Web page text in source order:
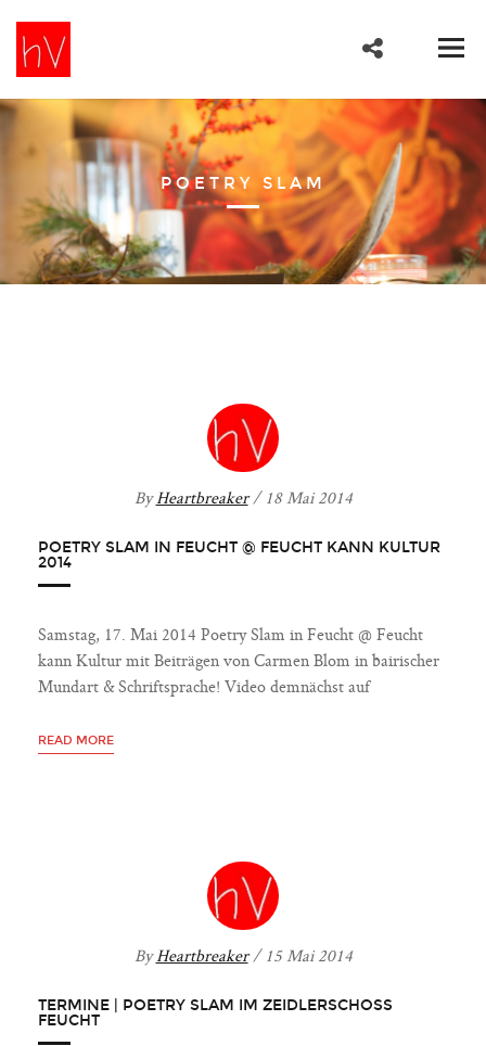
POETRY SLAM
ByHeartbreaker/ 18 Mai 2014
POETRY SLAM IN FEUCHT @ FEUCHT KANN KULTUR
2014
Samstag, 17. Mai 2014 Poetry Slam in Feucht @ Feucht
kann Kultur mit Beiträgen von Carmen Blom in bairischer
Mundart & Schriftsprache! Video demnächst auf
READ MORE
ByHeartbreaker/ 15 Mai 2014
TERMINE | POETRY SLAM IM ZEIDLERSCHOSS
FEUCHT